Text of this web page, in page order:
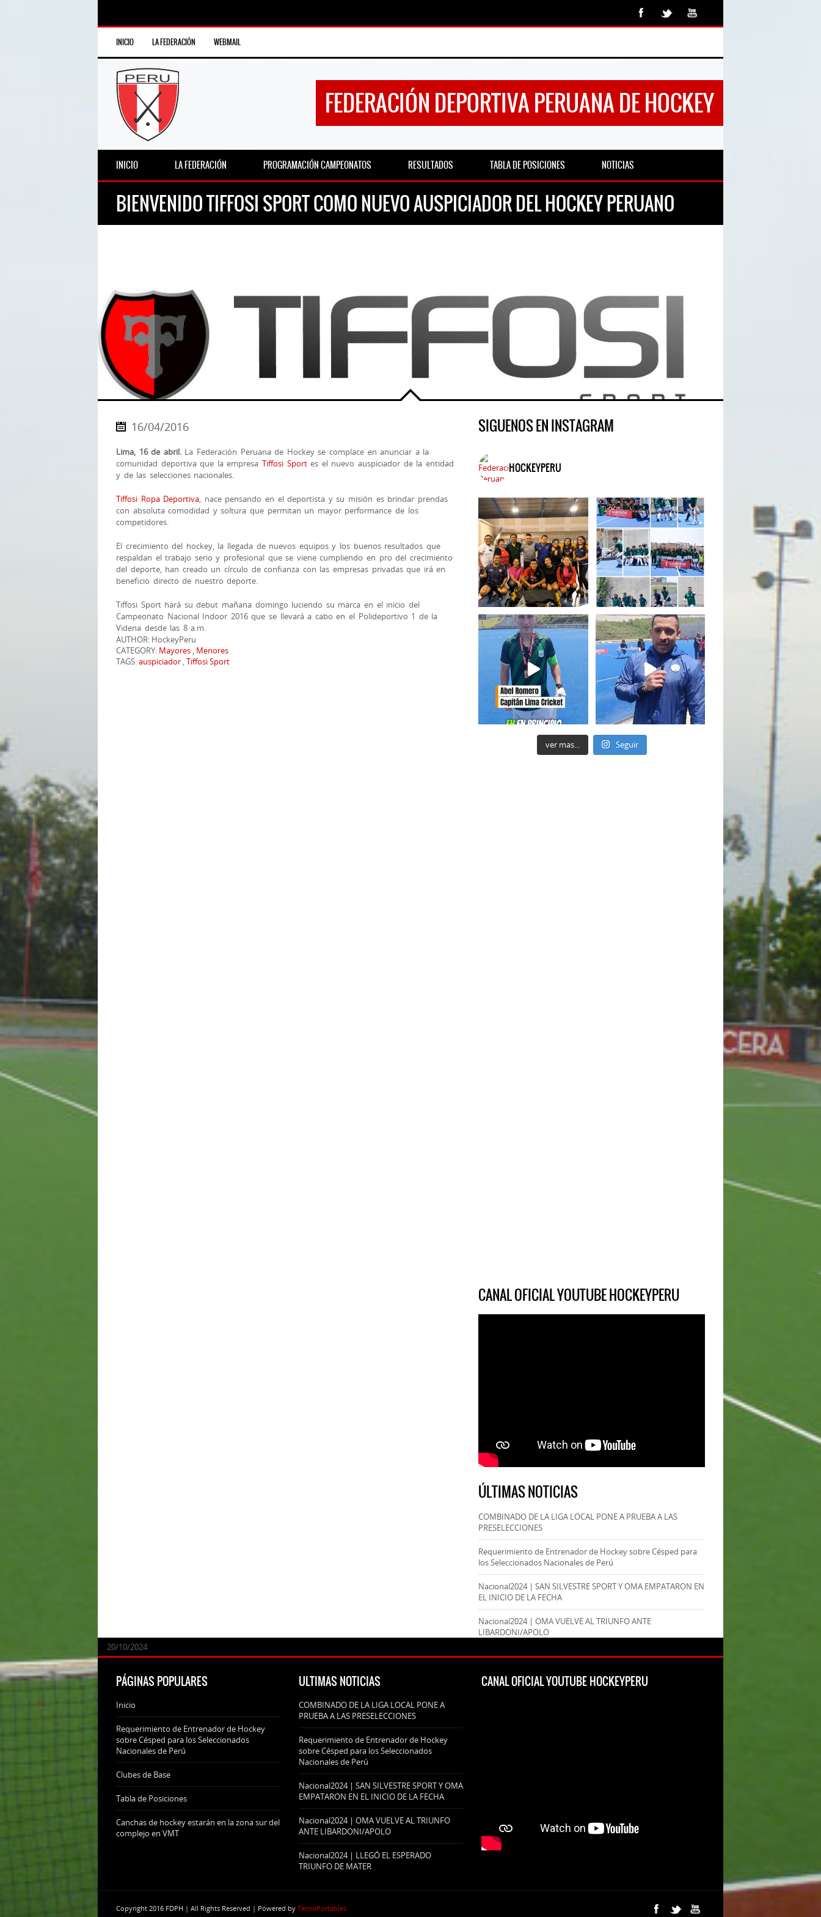
INICIO LA FEDERACIÓN WEBMAIL
FEDERACIÓN DEPORTIVA PERUANA DE HOCKEY
INICIO LA FEDERACIÓN PROGRAMACIÓN CAMPEONATOS RESULTADOS TABLA DE POSICIONES NOTICIAS
BIENVENIDO TIFFOSI SPORT COMO NUEVO AUSPICIADOR DEL HOCKEY PERUANO
16/04/2016
Lima, 16 de abril.La Federación Peruana de Hockey se complace en anunciar a la
comunidad deportiva que la empresaTiffosi Sportes el nuevo auspiciador de la entidad
y de las selecciones nacionales.
Tiffosi Ropa Deportiva, nace pensando en el deportista y su misión es brindar prendas
con absoluta comodidad y soltura que permitan un mayor performance de los
competidores.
El crecimiento del hockey, la llegada de nuevos equipos y los buenos resultados que
respaldan el trabajo serio y profesional que se viene cumpliendo en pro del crecimiento
del deporte, han creado un círculo de confianza con las empresas privadas que irá en
beneficio directo de nuestro deporte.
Tiffosi Sport hará su debut mañana domingo luciendo su marca en el inicio del
Campeonato Nacional Indoor 2016 que se llevará a cabo en el Polideportivo 1 de la
Videna desde las 8 a.m.
AUTHOR: HockeyPeru
CATEGORY: Mayores , Menores
TAGS:auspiciador ,Tiffosi Sport
SIGUENOS EN INSTAGRAM
HOCKEYPERU
ver mas... Seguir
CANAL OFICIAL YOUTUBE HOCKEYPERU
ÚLTIMAS NOTICIAS
COMBINADO DE LA LIGA LOCAL PONE A PRUEBA A LAS
PRESELECCIONES
24/09/2025
Requerimiento de Entrenador de Hockey sobre Césped para
los Seleccionados Nacionales de Perú
07/11/2024
Nacional2024 | SAN SILVESTRE SPORT Y OMA EMPATARON EN
EL INICIO DE LA FECHA
20/10/2024
Nacional2024 | OMA VUELVE AL TRIUNFO ANTE
LIBARDONI/APOLO
20/10/2024
PÁGINAS POPULARES
Inicio
Requerimiento de Entrenador de Hockey
sobre Césped para los Seleccionados
Nacionales de Perú
Clubes de Base
Tabla de Posiciones
Canchas de hockey estarán en la zona sur del
complejo en VMT
ULTIMAS NOTICIAS
COMBINADO DE LA LIGA LOCAL PONE A
PRUEBA A LAS PRESELECCIONES
Requerimiento de Entrenador de Hockey
sobre Césped para los Seleccionados
Nacionales de Perú
Nacional2024 | SAN SILVESTRE SPORT Y OMA
EMPATARON EN EL INICIO DE LA FECHA
Nacional2024 | OMA VUELVE AL TRIUNFO
ANTE LIBARDONI/APOLO
Nacional2024 | LLEGÓ EL ESPERADO
TRIUNFO DE MATER
CANAL OFICIAL YOUTUBE HOCKEYPERU
Copyright 2016 FDPH | All Rights Reserved | Powered by TecnoPortables